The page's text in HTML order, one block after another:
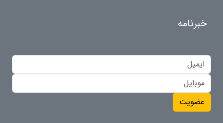
خبرنامه
عضویت